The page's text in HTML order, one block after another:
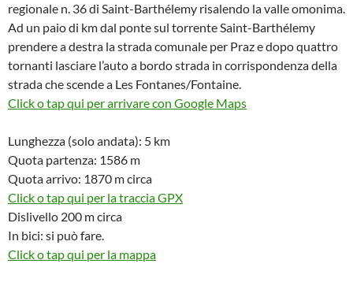
regionale n. 36 di Saint-Barthélemy risalendo la valle omonima.
Ad un paio di km dal ponte sul torrente Saint-Barthélemy
prendere a destra la strada comunale per Praz e dopo quattro
tornanti lasciare l’auto a bordo strada in corrispondenza della
strada che scende a Les Fontanes/Fontaine.
Click o tap qui per arrivare con Google Maps
Lunghezza (solo andata): 5 km
Quota partenza: 1586 m
Quota arrivo: 1870 m circa
Click o tap qui per la traccia GPX
Dislivello 200 m circa
In bici: si può fare.
Click o tap qui per la mappa